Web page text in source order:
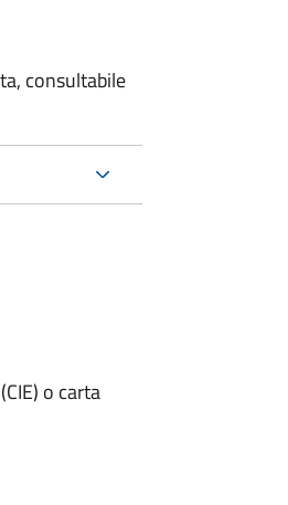
consultabile
o carta